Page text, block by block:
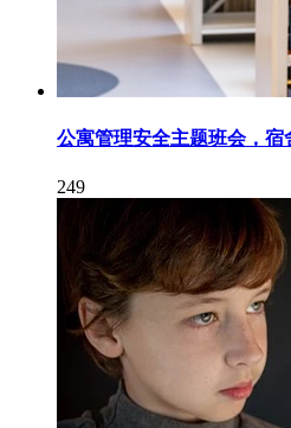
公寓管理安全主题班会，
249